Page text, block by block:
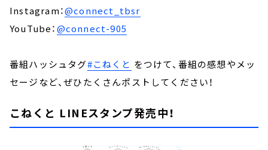
Instagram：@connect_tbsr
YouTube：@connect-905
番組ハッシュタグ#こねくと をつけて、番組の感想やメッ
セージなど、ぜひたくさんポストしてください！
こねくと LINEスタンプ発売中！